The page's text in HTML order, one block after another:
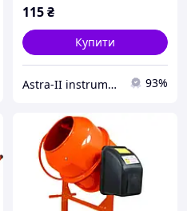
115₴
Купити
Astra-II instrument-opt 93%